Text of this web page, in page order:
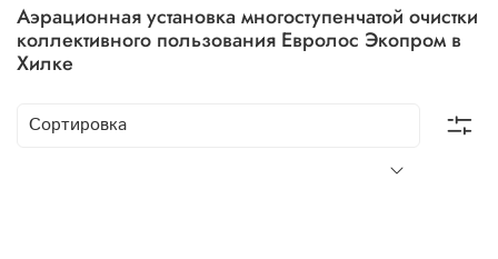
Аэрационная установка многоступенчатой очистки
коллективного пользования Евролос Экопром в
Хилке